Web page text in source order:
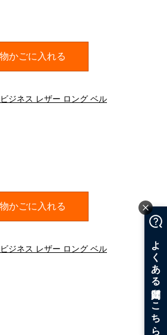
かごに入れる
ジネス レザー ロング ベル
かごに入れる
ジネス レザー ロング ベル